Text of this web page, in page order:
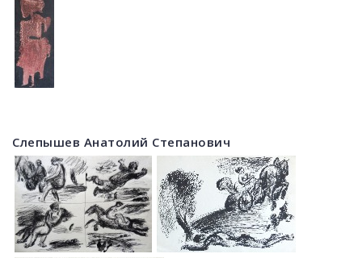
Слепышев Анатолий Степанович